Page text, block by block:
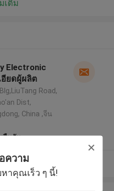
ความ
าคุณเร็ว ๆ นี้!
เติม
Electronic
อียดผู้ผลิต
Road,
Dist,
China ,จีน
ยืนยัน
เติม